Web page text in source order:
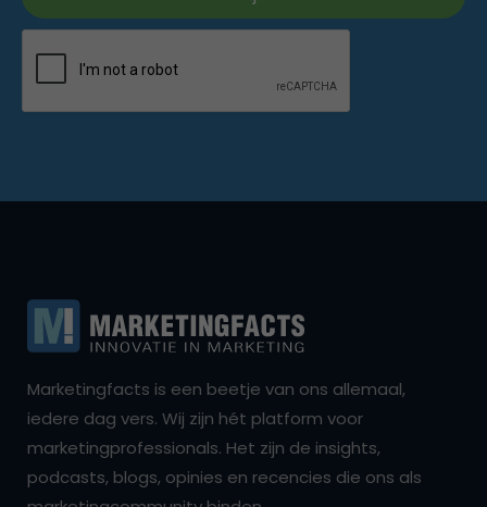
Marketingfacts is een beetje van ons allemaal,
iedere dag vers. Wij zijn hét platform voor
marketingprofessionals. Het zijn de insights,
podcasts, blogs, opinies en recencies die ons als